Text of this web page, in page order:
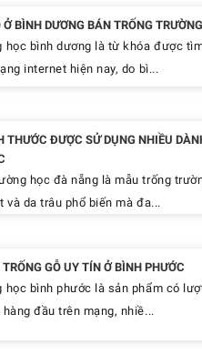
BÌNH DƯƠNG BÁN TRỐNG
học bình dương là từ khóa được
internet hiện nay, do bì...
THƯỚC ĐƯỢC SỬ DỤNG NHIỀU
học đà nẵng là mẫu trống
và da trâu phổ biến mà đa...
GỖ UY TÍN Ở BÌNH PHƯỚC
học bình phước là sản phẩm có
đầu trên mạng, nhiề...